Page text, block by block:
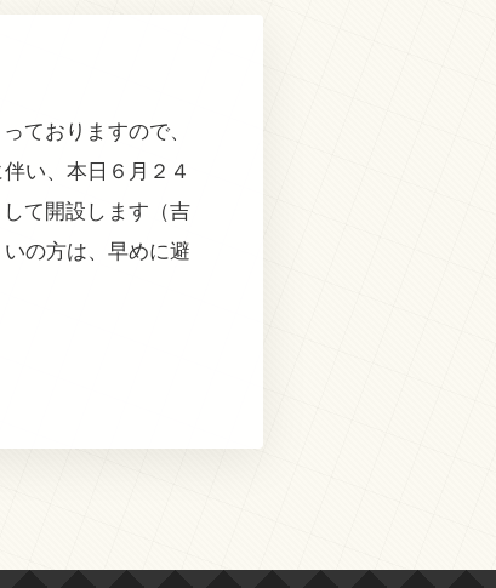
ておりますので、
い、本日６月２４
て開設します（吉
の方は、早めに避